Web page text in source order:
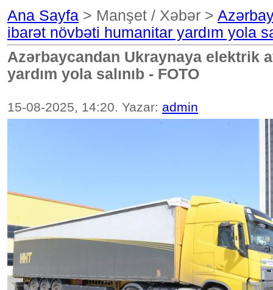
Ana Sayfa > Manşet / Xəbər >
ibarət növbəti humanitar yardım yola
Azərbaycandan Ukraynaya elektrik
yardım yola salınıb - FOTO
15-08-2025, 14:20. Yazar: admin